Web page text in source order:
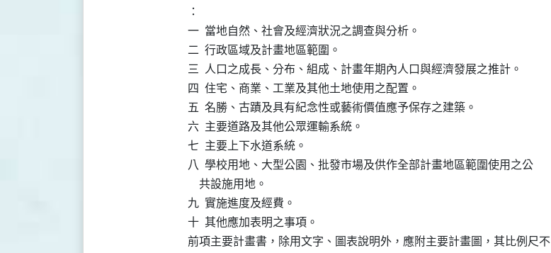
：
一  當地自然、社會及經濟狀況之調查與分析。
二  行政區域及計畫地區範圍。
三  人口之成長、分布、組成、計畫年期內人口與經濟發展之推計。
四  住宅、商業、工業及其他土地使用之配置。
五  名勝、古蹟及具有紀念性或藝術價值應予保存之建築。
六  主要道路及其他公眾運輸系統。
七  主要上下水道系統。
八  學校用地、大型公園、批發市場及供作全部計畫地區範圍使用之公
    共設施用地。
九  實施進度及經費。
十  其他應加表明之事項。
前項主要計畫書，除用文字、圖表說明外，應附主要計畫圖，其比例尺不